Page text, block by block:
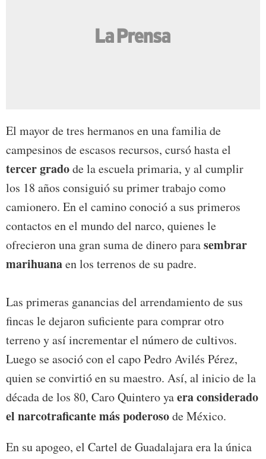
El mayor de tres hermanos en una familia de
campesinos de escasos recursos, cursó hasta el
tercer gradode la escuela primaria, y al cumplir
los 18 años consiguió su primer trabajo como
camionero. En el camino conoció a sus primeros
contactos en el mundo del narco, quienes le
ofrecieron una gran suma de dinero parasembrar
marihuanaen los terrenos de su padre.
Las primeras ganancias del arrendamiento de sus
fincas le dejaron suficiente para comprar otro
terreno y así incrementar el número de cultivos.
Luego se asoció con el capo Pedro Avilés Pérez,
quien se convirtió en su maestro. Así, al inicio de la
década de los 80, Caro Quintero yaera considerado
el narcotraficante más poderosode México.
En su apogeo, el Cartel de Guadalajara era la única